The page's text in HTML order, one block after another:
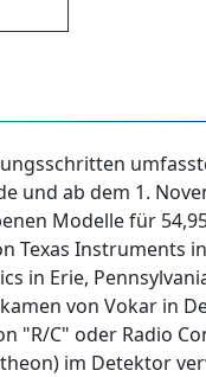
und ab dem 1.
Modelle für
Texas Instruments
in Erie,
von Vokar in
"R/C" oder Radio
im Detektor